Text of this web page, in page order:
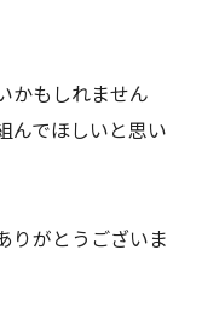
かもしれません
んでほしいと思い
りがとうございま